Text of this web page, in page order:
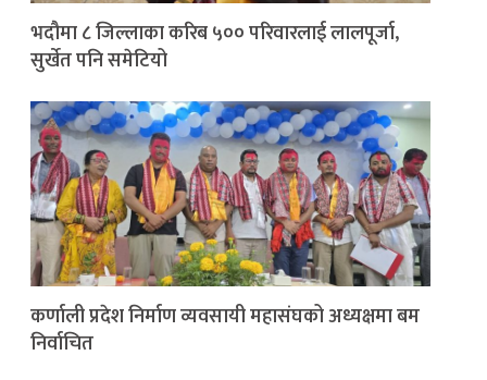
भदौमा ८ जिल्लाका करिब ५०० परिवारलाई लालपूर्जा,
सुर्खेत पनि समेटियो
कर्णाली प्रदेश निर्माण व्यवसायी महासंघको अध्यक्षमा बम
निर्वाचित